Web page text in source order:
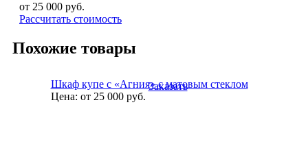
от 25 000 руб.
Рассчитать стоимость
Похожие товары
Шкаф купе с «Агния» с матовым стеклом
Цена: от 25 000руб.
Заказать